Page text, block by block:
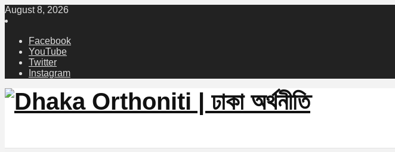
August 8, 2026
Facebook
YouTube
Twitter
Instagram